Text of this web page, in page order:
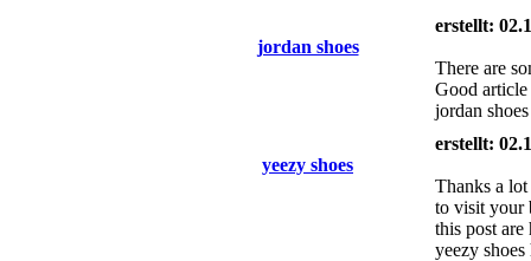
jordan shoes
erstellt:
There are
Good
jordan
yeezy shoes
erstellt:
Thanks a
to visit your
this post
yeezy